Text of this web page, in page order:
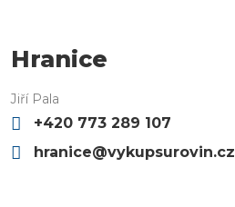
Hranice
Jiří Pala
+420 773 289 107
hranice@vykupsurovin.cz